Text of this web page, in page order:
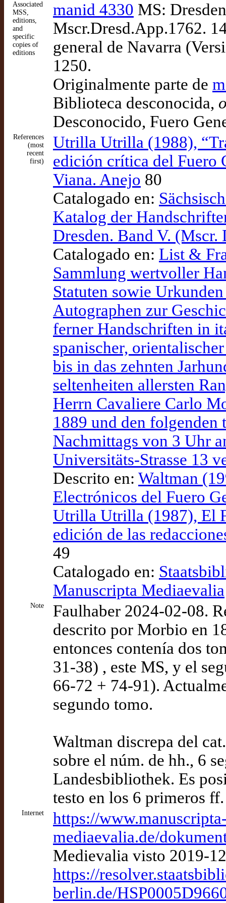
Associated
MSS,
editions,
and
specific
copies of
editions
manid 4330 MS:
Mscr.Dresd.App.1762.
general de Navarra
1250.
Originalmente parte de
Biblioteca desconocida,
Desconocido, Fuero
References
(most
recent
first)
Utrilla Utrilla (1988),
edición crítica del Fuero
Viana. Anejo 80
Catalogado en:
Katalog der
Dresden. Band V.
Catalogado en: List &
Sammlung wertvoller
Statuten sowie
Autographen zur
ferner Handschriften in
spanischer,
bis in das zehnten
seltenheiten allersten
Herrn Cavaliere Carlo
1889 und den folgenden
Nachmittags von 3 Uhr
Universitäts-Strasse 13
Descrito en: Waltman
Electrónicos del Fuero
Utrilla Utrilla (1987), El
edición de las
49
Catalogado en:
Manuscripta Mediaevalia
Note
Faulhaber 2024-02-08.
descrito por Morbio en
entonces contenía dos
31-38) , este MS, y el
66-72 + 74-91).
segundo tomo.
Waltman discrepa del
sobre el núm. de hh., 6
Landesbibliothek. Es
testo en los 6 primeros ff.
Internet
https://
mediaevalia.de/
Medievalia visto 2019-
https://
berlin.de/